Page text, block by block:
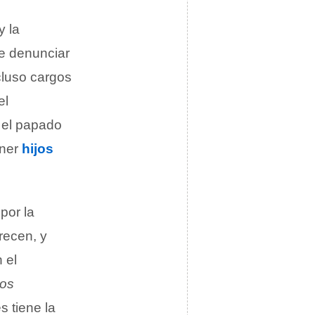
la
denunciar
cargos
papado
hijos
la
y
el
tiene la